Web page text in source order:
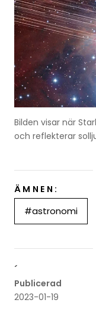
Bilden visar när
och reflekterar
ÄMNEN:
#astronomi
´
Publicerad
2023-01-19